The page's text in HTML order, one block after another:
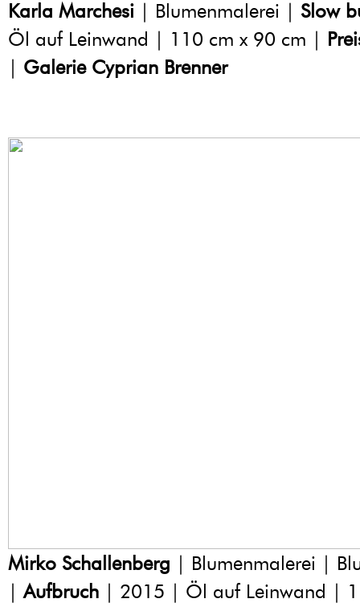
Karla Marchesi | Blumenmalerei | Slow
Öl auf Leinwand | 110 cm x 90 cm |
| Galerie Cyprian Brenner
Mirko Schallenberg | Blumenmalerei |
|Aufbruch | 2015 | Öl auf Leinwand |